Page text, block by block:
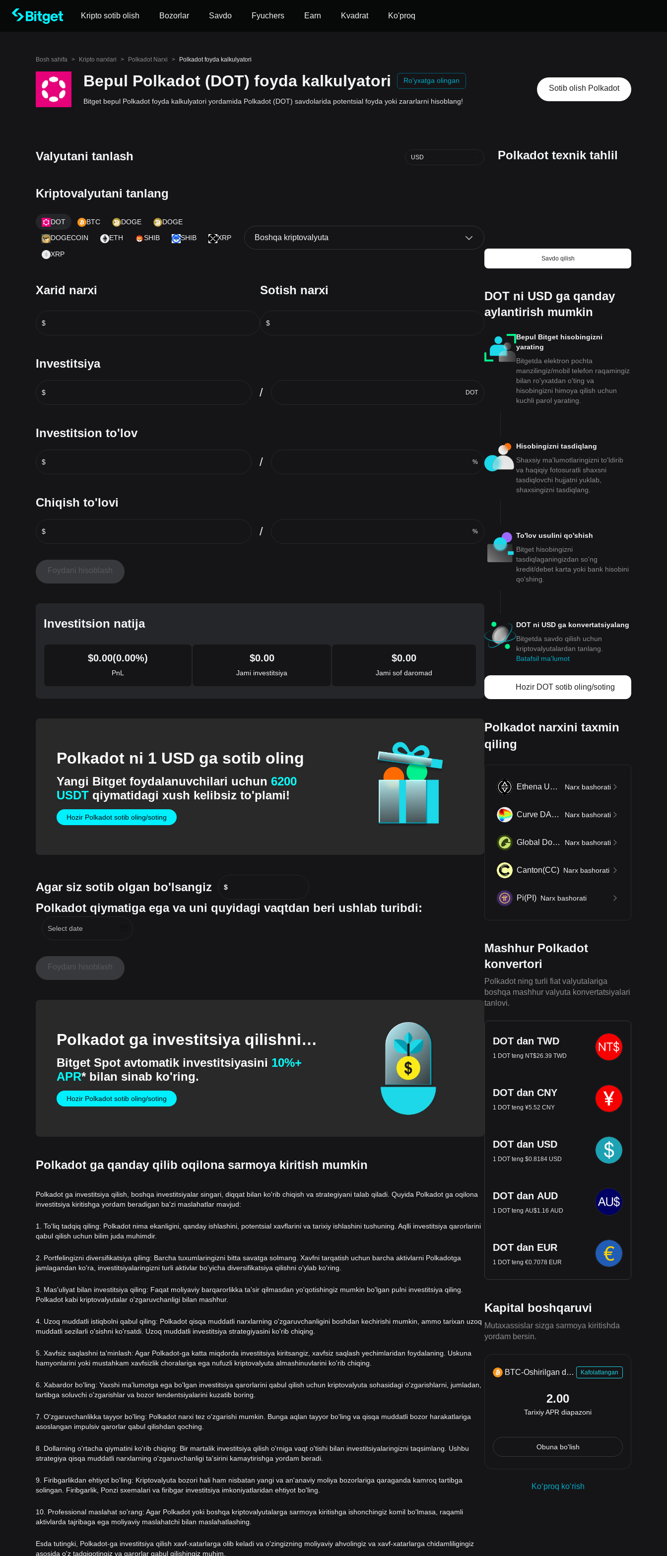
Kripto sotib olish Bozorlar Savdo Fyuchers Earn Kvadrat Ko'proq
Bosh sahifa > Kripto narxlari > Polkadot Narxi > Polkadot foyda kalkulyatori
Bepul Polkadot (DOT) foyda kalkulyatori Ro'yxatga olingan
Bitget bepul Polkadot foyda kalkulyatori yordamida Polkadot (DOT) savdolarida potentsial foyda yoki zararlarni hisoblang!
Sotib olish Polkadot
Valyutani tanlash USD
Kriptovalyutani tanlang
DOT BTC DOGE DOGE
DOGECOIN ETH SHIB SHIB XRP
XRP
Boshqa kriptovalyuta
Xarid narxi
$
Sotish narxi
$
Investitsiya
$ / DOT
Investitsion to'lov
$ / %
Chiqish to'lovi
$ / %
Foydani hisoblash
Investitsion natija
$0.00(0.00%)
PnL
$0.00
Jami investitsiya
$0.00
Jami sof daromad
Polkadot ni 1 USD ga sotib oling
Yangi Bitget foydalanuvchilari uchun 6200
USDTqiymatidagi xush kelibsiz to'plami!
Hozir Polkadot sotib oling/soting
Agar siz sotib olgan bo'lsangiz $
Polkadot qiymatiga ega va uni quyidagi vaqtdan beri ushlab turibdi:
Foydani hisoblash
Polkadot ga investitsiya qilishni
boshlang
Bitget Spot avtomatik investitsiyasini 10%+
APR* bilan sinab ko'ring.
Hozir Polkadot sotib oling/soting
Polkadot ga qanday qilib oqilona sarmoya kiritish mumkin
Polkadot ga investitsiya qilish, boshqa investitsiyalar singari, diqqat bilan ko'rib chiqish va strategiyani talab qiladi. Quyida Polkadot ga oqilona
investitsiya kiritishga yordam beradigan ba'zi maslahatlar mavjud:
1. To'liq tadqiq qiling: Polkadot nima ekanligini, qanday ishlashini, potentsial xavflarini va tarixiy ishlashini tushuning. Aqlli investitsiya qarorlarini
qabul qilish uchun bilim juda muhimdir.
2. Portfelingizni diversifikatsiya qiling: Barcha tuxumlaringizni bitta savatga solmang. Xavfni tarqatish uchun barcha aktivlarni Polkadotga
jamlagandan ko'ra, investitsiyalaringizni turli aktivlar bo'yicha diversifikatsiya qilishni o'ylab ko'ring.
3. Mas'uliyat bilan investitsiya qiling: Faqat moliyaviy barqarorlikka ta'sir qilmasdan yo'qotishingiz mumkin bo'lgan pulni investitsiya qiling.
Polkadot kabi kriptovalyutalar o'zgaruvchanligi bilan mashhur.
4. Uzoq muddatli istiqbolni qabul qiling: Polkadot qisqa muddatli narxlarning o'zgaruvchanligini boshdan kechirishi mumkin, ammo tarixan uzoq
muddatli sezilarli o'sishni ko'rsatdi. Uzoq muddatli investitsiya strategiyasini ko'rib chiqing.
5. Xavfsiz saqlashni ta'minlash: Agar Polkadot-ga katta miqdorda investitsiya kiritsangiz, xavfsiz saqlash yechimlaridan foydalaning. Uskuna
hamyonlarini yoki mustahkam xavfsizlik choralariga ega nufuzli kriptovalyuta almashinuvlarini ko'rib chiqing.
6. Xabardor bo'ling: Yaxshi ma'lumotga ega bo'lgan investitsiya qarorlarini qabul qilish uchun kriptovalyuta sohasidagi o'zgarishlarni, jumladan,
tartibga soluvchi o'zgarishlar va bozor tendentsiyalarini kuzatib boring.
7. O'zgaruvchanlikka tayyor bo'ling: Polkadot narxi tez o'zgarishi mumkin. Bunga aqlan tayyor bo'ling va qisqa muddatli bozor harakatlariga
asoslangan impulsiv qarorlar qabul qilishdan qoching.
8. Dollarning o'rtacha qiymatini ko'rib chiqing: Bir martalik investitsiya qilish o'rniga vaqt o'tishi bilan investitsiyalaringizni taqsimlang. Ushbu
strategiya qisqa muddatli narxlarning o'zgaruvchanligi ta'sirini kamaytirishga yordam beradi.
9. Firibgarlikdan ehtiyot bo'ling: Kriptovalyuta bozori hali ham nisbatan yangi va an'anaviy moliya bozorlariga qaraganda kamroq tartibga
solingan. Firibgarlik, Ponzi sxemalari va firibgar investitsiya imkoniyatlaridan ehtiyot bo'ling.
10. Professional maslahat so'rang: Agar Polkadot yoki boshqa kriptovalyutalarga sarmoya kiritishga ishonchingiz komil bo'lmasa, raqamli
aktivlarda tajribaga ega moliyaviy maslahatchi bilan maslahatlashing.
Esda tutingki, Polkadot-ga investitsiya qilish xavf-xatarlarga olib keladi va o'zingizning moliyaviy ahvolingiz va xavf-xatarlarga chidamliligingiz
asosida o'z tadqiqotingiz va qarorlar qabul qilishingiz muhim.
Polkadot texnik tahlil
Savdo qilish
DOT ni USD ga qanday
aylantirish mumkin
Bepul Bitget hisobingizni
yarating
Bitgetda elektron pochta
manzilingiz/mobil telefon raqamingiz
bilan ro'yxatdan o'ting va
hisobingizni himoya qilish uchun
kuchli parol yarating.
Hisobingizni tasdiqlang
Shaxsiy ma'lumotlaringizni to'ldirib
va haqiqiy fotosuratli shaxsni
tasdiqlovchi hujjatni yuklab,
shaxsingizni tasdiqlang.
To'lov usulini qo'shish
Bitget hisobingizni
tasdiqlaganingizdan so'ng
kredit/debet karta yoki bank hisobini
qo'shing.
DOT ni USD ga konvertatsiyalang
Bitgetda savdo qilish uchun
kriptovalyutalardan tanlang.
Batafsil ma'lumot
Hozir DOT sotib oling/soting
Polkadot narxini taxmin
qiling
Ethena USDe (USDe)
Narx bashorati
Curve DAO Token (CRV)
Narx bashorati
Global Dollar (USDG)
Narx bashorati
Canton(CC) Narx bashorati
Pi(PI ) Narx bashorati
Mashhur Polkadot
konvertori
Polkadot ning turli fiat valyutalariga
boshqa mashhur valyuta konvertatsiyalari
tanlovi.
DOT dan TWD
1 DOT teng NT$26.39 TWD
DOT dan CNY
1 DOT teng ¥5.52 CNY
DOT dan USD
1 DOT teng $0.8184 USD
DOT dan AUD
1 DOT teng AU$1.16 AUD
DOT dan EUR
1 DOT teng €0.7078 EUR
Kapital boshqaruvi
Mutaxassislar sizga sarmoya kiritishda
yordam bersin.
BTC-Oshirilgan daromad Kafolatlangan
2.00
Tarixiy APR diapazoni
Obuna bo'lish
Koʻproq koʻrish